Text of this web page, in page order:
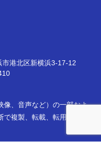
港北区新横浜3-17-12
像、音声など）の一部およ
複製、転載、転用、改変